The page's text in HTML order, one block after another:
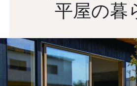
平屋の暮